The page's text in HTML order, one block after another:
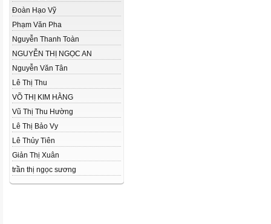
Đoàn Hạo Vỹ
Phạm Văn Pha
Nguyễn Thanh Toàn
NGUYỄN THỊ NGỌC AN
Nguyễn Văn Tân
Lê Thị Thu
VÕ THỊ KIM HẰNG
Vũ Thị Thu Hường
Lê Thị Bảo Vy
Lê Thủy Tiên
Giản Thị Xuân
trần thị ngọc sương